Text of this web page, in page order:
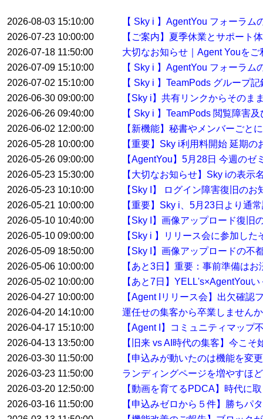
2026-08-03 15:10:00
【 Sky i 】AgentYou フォーラ
2026-07-23 10:00:00
【ご案内】夏季休業とサポート
2026-07-18 11:50:00
大切なお知らせ｜Agent Youを
2026-07-09 15:10:00
【 Sky i 】AgentYou フォーラ
2026-07-02 15:10:00
【 Sky i 】TeamPods グループ
2026-06-30 09:00:00
【Sky i】共有リンクからそのま
2026-06-26 09:40:00
【 Sky i 】TeamPods 閲覧障害
2026-06-02 12:00:00
【新機能】秘書やメンバーごと
2026-05-28 10:00:00
【重要】Sky i利用料開始 延期の
2026-05-26 09:00:00
【AgentYou】5月28日 今週の
2026-05-23 15:30:00
【大切なお知らせ】Sky iの表示
2026-05-23 10:10:00
【Sky I】 ログイン障害復旧のお
2026-05-21 10:00:00
【重要】Sky i、5月23日より通
2026-05-10 10:40:00
【Sky I】画像アップロード復旧
2026-05-10 09:00:00
【Sky i 】リリース会に参加し
2026-05-09 18:50:00
【Sky I】画像アップロードの不
2026-05-06 10:00:00
【あと3日】重要：事前準備は
2026-05-02 10:00:00
【あと7日】YELL's×AgentYou
2026-04-27 10:00:00
【Agent Iリリース会】出欠確認
2026-04-20 14:10:00
運任せの集客から卒業しません
2026-04-17 15:10:00
【Agent I】コミュニティマップ
2026-04-13 13:50:00
【旧来 vs AI時代の集客】今こ
2026-03-30 11:50:00
【申込みが動いたのは機能を変
2026-03-23 11:50:00
ランディングページを増やすほ
2026-03-20 12:50:00
【動画を育てるPDCA】時代に
2026-03-16 11:50:00
【申込みゼロから５件】勝ちパ